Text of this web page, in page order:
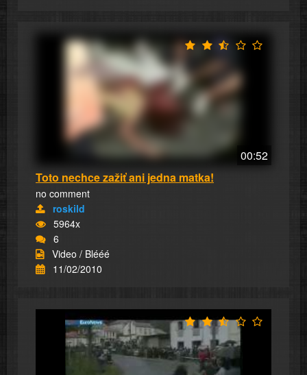
00:52
Toto nechce zažiť ani jedna matka!
no comment
roskild
5964x
6
Video / Blééé
11/02/2010